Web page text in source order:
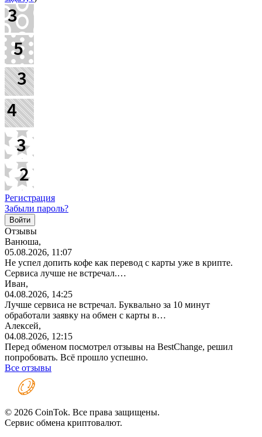
Регистрация
Забыли пароль?
Отзывы
Ванюша,
05.08.2026, 11:07
Не успел допить кофе как перевод с карты уже в крипте.
Сервиса лучше не встречал.…
Иван,
04.08.2026, 14:25
Лучше сервиса не встречал. Буквально за 10 минут
обработали заявку на обмен с карты в…
Алексей,
04.08.2026, 12:15
Перед обменом посмотрел отзывы на BestChange, решил
попробовать. Всё прошло успешно.
Все отзывы
© 2026 CoinTok. Все права защищены.
Сервис обмена криптовалют.